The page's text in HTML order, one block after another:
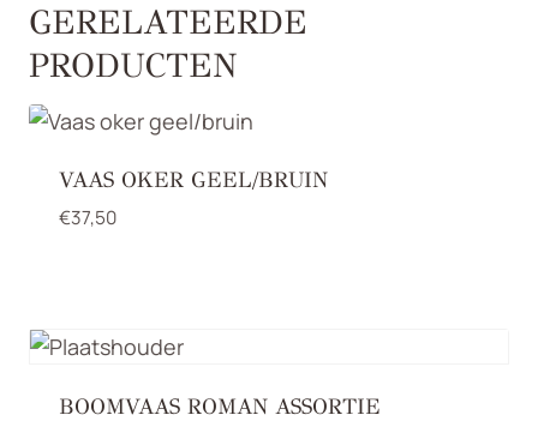
GERELATEERDE
PRODUCTEN
VAAS OKER GEEL/BRUIN
€37,50
BOOMVAAS ROMAN ASSORTIE